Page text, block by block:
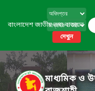
বাংলাদেশ জাতীয় তথ্য বাতায়ন
দেখুন
মাধ্যমিক ও